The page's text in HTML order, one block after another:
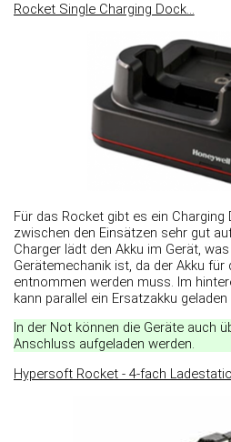
Rocket Single Charging Dock...
Für das Rocket gibt es ein Charging
zwischen den Einsätzen sehr gut
Charger lädt den Akku im Gerät,
Gerätemechanik ist, da der Akku für
entnommen werden muss. Im
kann parallel ein Ersatzakku geladen
In der Not können die Geräte auch
Anschluss aufgeladen werden.
Hypersoft Rocket - 4-fach